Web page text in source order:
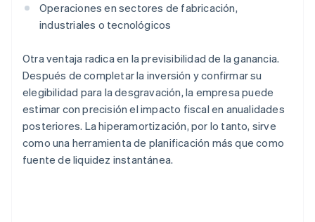
Operaciones en sectores de fabricación,
industriales o tecnológicos
Otra ventaja radica en la previsibilidad de la ganancia.
Después de completar la inversión y confirmar su
elegibilidad para la desgravación, la empresa puede
estimar con precisión el impacto fiscal en anualidades
posteriores. La hiperamortización, por lo tanto, sirve
como una herramienta de planificación más que como
fuente de liquidez instantánea.